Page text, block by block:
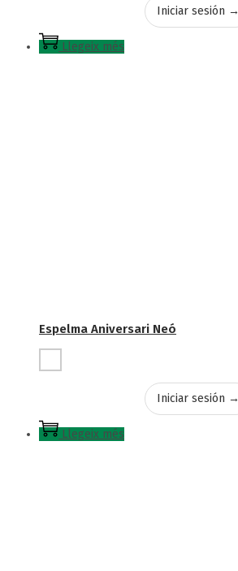
Iniciar sesión →
Llegeix més
Espelma Aniversari Neó
Iniciar sesión →
Llegeix més